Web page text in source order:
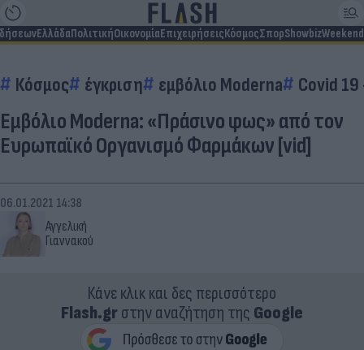
ΕλλάδαΠολιτικήΟικονομίαΕπιχειρήσειςΚόσμοςΣπορShowbizWeekend
Κόσμος έγκριση εμβόλιο Moderna Covid
Εμβόλιο Moderna: «Πράσινο φως» από τον
Ευρωπαϊκό Οργανισμό Φαρμάκων [vid]
Αγγελική
Γιαννακού
06.01.2021 14:38
Κάνε κλικ και δες περισσότερο
Flash.grστην αναζήτηση της Google